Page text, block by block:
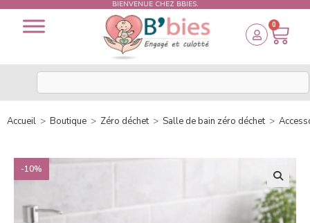
BIENVENUE CHEZ BBIES.
0
Accueil > Boutique > Zéro déchet > Salle de bain zéro déchet >
-10%